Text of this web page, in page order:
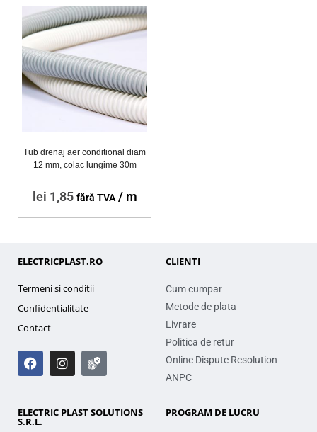
Tub drenaj aer conditional diam
12 mm, colac lungime 30m
lei 1,85 fără TVA / m
ELECTRICPLAST.RO
Termeni si conditii
Confidentialitate
Contact
CLIENTI
Cum cumpar
Metode de plata
Livrare
Politica de retur
Online Dispute Resolution
ANPC
ELECTRIC PLAST SOLUTIONS
S.R.L.
PROGRAM DE LUCRU